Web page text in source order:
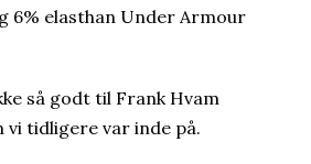
6% elasthan Under Armour
så godt til Frank Hvam
vi tidligere var inde på.